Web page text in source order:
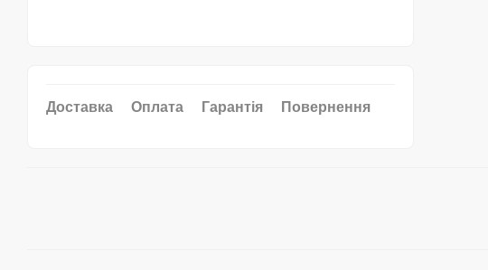
Доставка Оплата Гарантія Повернення